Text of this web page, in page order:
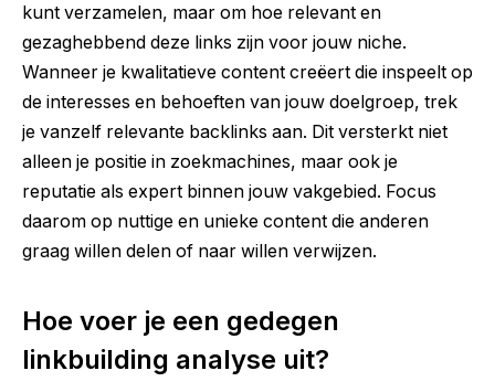
kunt verzamelen, maar om hoe relevant en
gezaghebbend deze links zijn voor jouw niche.
Wanneer je kwalitatieve content creëert die inspeelt op
de interesses en behoeften van jouw doelgroep, trek
je vanzelf relevante backlinks aan. Dit versterkt niet
alleen je positie in zoekmachines, maar ook je
reputatie als expert binnen jouw vakgebied. Focus
daarom op nuttige en unieke content die anderen
graag willen delen of naar willen verwijzen.
Hoe voer je een gedegen
linkbuilding analyse uit?